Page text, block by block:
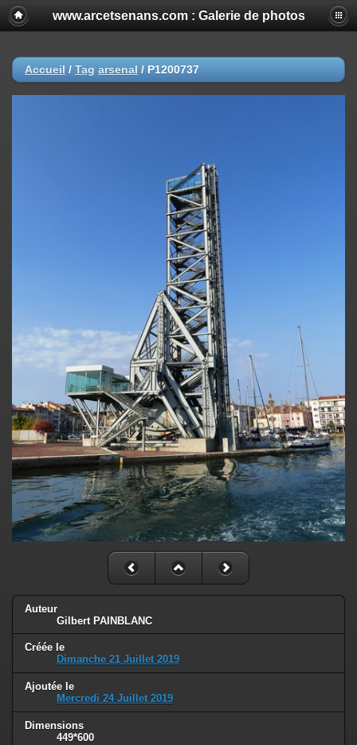
www.arcetsenans.com : Galerie de photos
Accueil / Tag arsenal / P1200737
Auteur
Gilbert PAINBLANC
Créée le
Dimanche 21 Juillet 2019
Ajoutée le
Mercredi 24 Juillet 2019
Dimensions
449*600